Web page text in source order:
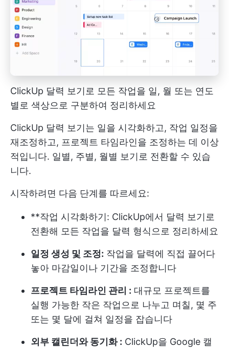
ClickUp 달력 보기로 모든 작업을 일, 월 또는 연도
별로 색상으로 구분하여 정리하세요
ClickUp 달력 보기는 일을 시각화하고, 작업 일정을
재조정하고, 프로젝트 타임라인을 조정하는 데 이상
적입니다. 일별, 주별, 월별 보기로 전환할 수 있습
니다.
시작하려면 다음 단계를 따르세요:
**작업 시각화하기: ClickUp에서 달력 보기로
전환해 모든 작업을 달력 형식으로 정리하세요
일정 생성 및 조정: 작업을 달력에 직접 끌어다
놓아 마감일이나 기간을 조정합니다
프로젝트 타임라인 관리 : 대규모 프로젝트를
실행 가능한 작은 작업으로 나누고 며칠, 몇 주
또는 몇 달에 걸쳐 일정을 잡습니다
외부 캘린더와 동기화 : ClickUp을 Google 캘